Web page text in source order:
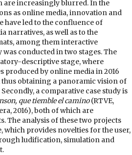
are increasingly blurred. In the
as online media, innovation and
have led to the confluence of
narratives, as well as to the
among them interactive
conducted in two stages. The
descriptive stage, where
produced by online media in 2016
thus obtaining a panoramic vision of
a comparative case study is
que tiemble el camino(RTVE,
2016), both of which are
The analysis of these two projects
which provides novelties for the user,
ludification, simulation and